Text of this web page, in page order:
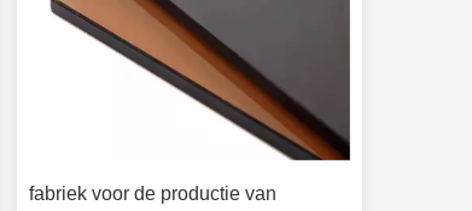
fabriek voor de productie van